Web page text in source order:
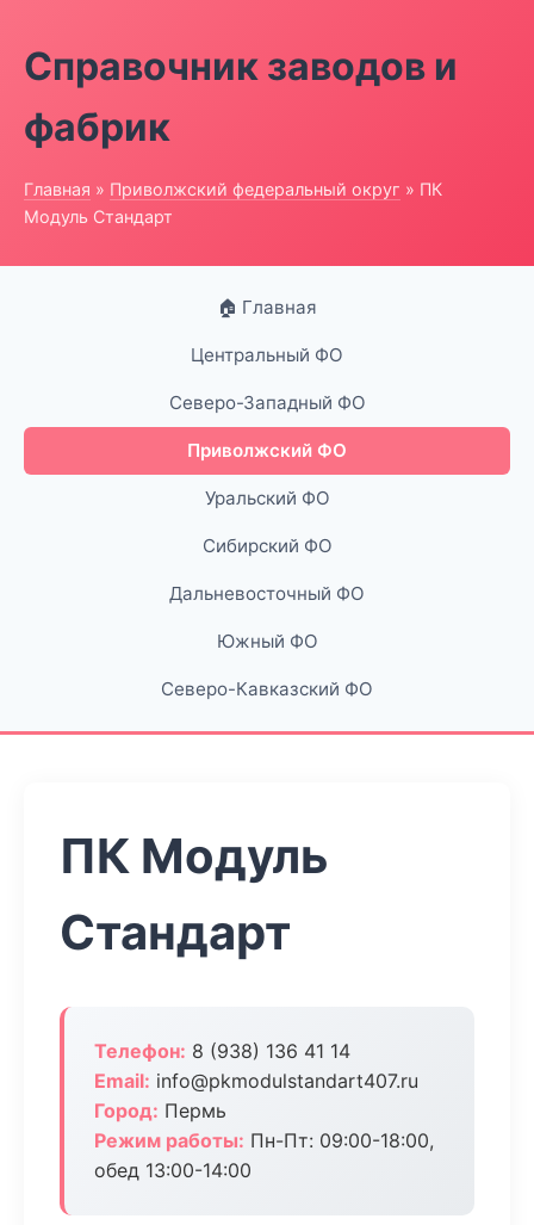
Справочник заводов и
фабрик
Главная » Приволжский федеральный округ » ПК
Модуль Стандарт
🏠 Главная
Центральный ФО
Северо-Западный ФО
Приволжский ФО
Уральский ФО
Сибирский ФО
Дальневосточный ФО
Южный ФО
Северо-Кавказский ФО
ПК Модуль
Стандарт
Телефон: 8 (938) 136 41 14
Email: info@pkmodulstandart407.ru
Город: Пермь
Режим работы: Пн-Пт: 09:00-18:00,
обед 13:00-14:00